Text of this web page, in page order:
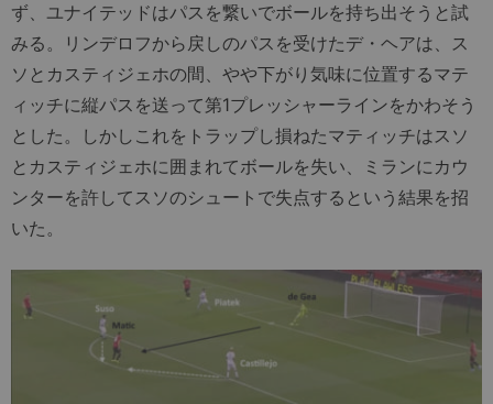
ず、ユナイテッドはパスを繋いでボールを持ち出そうと試
みる。リンデロフから戻しのパスを受けたデ・ヘアは、ス
ソとカスティジェホの間、やや下がり気味に位置するマテ
ィッチに縦パスを送って第1プレッシャーラインをかわそう
とした。しかしこれをトラップし損ねたマティッチはスソ
とカスティジェホに囲まれてボールを失い、ミランにカウ
ンターを許してスソのシュートで失点するという結果を招
いた。